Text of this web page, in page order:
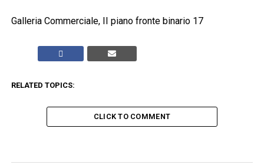
Galleria Commerciale, II piano fronte binario 17
RELATED TOPICS:
CLICK TO COMMENT